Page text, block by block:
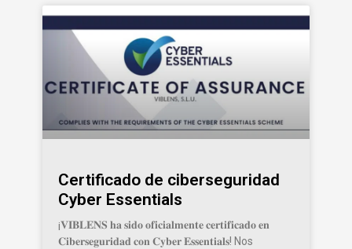
Certificado de ciberseguridad
Cyber Essentials
¡𝐕𝐈𝐁𝐋𝐄𝐍𝐒 𝐡𝐚 𝐬𝐢𝐝𝐨 𝐨𝐟𝐢𝐜𝐢𝐚𝐥𝐦𝐞𝐧𝐭𝐞 𝐜𝐞𝐫𝐭𝐢𝐟𝐢𝐜𝐚𝐝𝐨 𝐞𝐧
𝐂𝐢𝐛𝐞𝐫𝐬𝐞𝐠𝐮𝐫𝐢𝐝𝐚𝐝 𝐜𝐨𝐧 𝐂𝐲𝐛𝐞𝐫 𝐄𝐬𝐬𝐞𝐧𝐭𝐢𝐚𝐥𝐬! Nos